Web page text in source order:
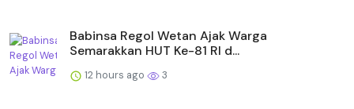
Babinsa Regol Wetan Ajak Warga
Semarakkan HUT Ke-81 RI d...
12 hours ago 3